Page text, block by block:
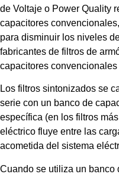
de Voltaje o Power Quality
capacitores
para disminuir los niveles
fabricantes de filtros de
capacitores
Los filtros sintonizados se
serie con un banco de
específica (en los filtros
eléctrico fluye entre las
acometida del sistema
Cuando se utiliza un banco